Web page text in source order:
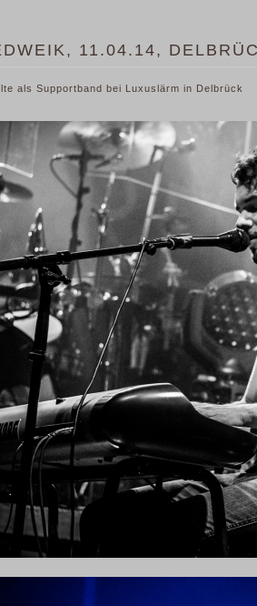
11.04.14,
als Supportband bei Luxuslärm in Delbrück